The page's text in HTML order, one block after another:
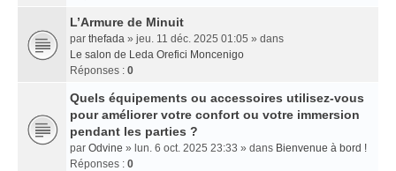
L’Armure de Minuit
par thefada » jeu. 11 déc. 2025 01:05 » dans
Le salon de Leda Orefici Moncenigo
Réponses : 0
Quels équipements ou accessoires utilisez-vous
pour améliorer votre confort ou votre immersion
pendant les parties ?
par Odvine » lun. 6 oct. 2025 23:33 » dans Bienvenue à bord !
Réponses : 0